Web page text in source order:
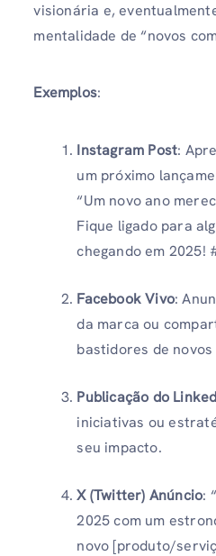
visionária e,
mentalidade de “novos
Exemplos:
Instagram Post:
um próximo
“Um novo ano
Fique ligado para
chegando em 2025!
Facebook Vivo:
da marca ou
bastidores de
Publicação do
iniciativas ou
seu impacto.
X (Twitter) Anúncio:
2025 com um
novo [produto/